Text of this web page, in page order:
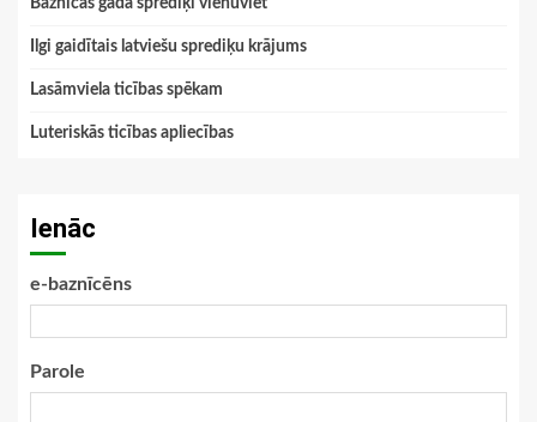
Baznīcas gada sprediķi vienuviet
Ilgi gaidītais latviešu sprediķu krājums
Lasāmviela ticības spēkam
Luteriskās ticības apliecības
Ienāc
e-baznīcēns
Parole